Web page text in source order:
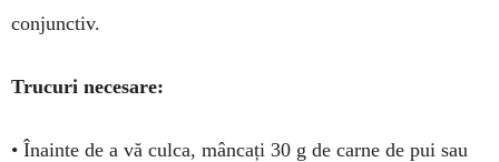
conjunctiv.
Trucuri necesare:
• Îna­in­te de a vă culca, mâncați 30 g de car­ne de pui sau